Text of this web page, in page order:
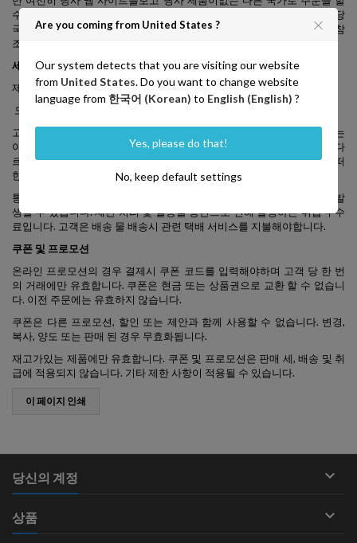
수 있습니다. 판매되고 있습니다. 당사 제품 구매에 관심이 있으시면 해당
국가의 공급 업체에 문의하십시오. 여기에서 공급 업체 및 국가 목록을 참
조하세요.
세금 및 의무
제품 가격에는 고객 국가의 세금 및 관세가 포함되어 있지 않습니다.
모든 세금 및 관세는 고객이 절대적으로 지불합니다.
고객은 관세, 수입 관세, 상품 및 서비스 세 (GST), 부가가치세 (VAT) 또는
이와 유사한 관세 관련 비용을 부담해야합니다. 관세 정책은 국가마다 다
르며 Artiz는 배송 물에 관세 관련 수수료가 적용되는지 여부에 대해 어떠
한 보장도 할 수 없습니다. 자세한 내용은 현지 세관에 문의하십시오.
통관 수수료 외에도 고객은 행정 또는 중개 수수료와 같은 기타 비용이 발
생할 수 있습니다. 세관 처리 및 발송물 통관으로 인해 발생하는 취급 수수
료입니다. 고객은 배송 물 배송시 관련 택배 서비스를 지불해야합니다.
쿠폰 및 프로모션
온라인 프로모션의 경우 결제시 쿠폰 코드를 입력해야하며 고객 당 한 번
의 거래에만 유효합니다. 쿠폰은 현금 또는 상품권으로 교환 할 수 없습니
다. 이전 주문에는 유효하지 않습니다.
쿠폰은 다른 프로모션, 할인 또는 제안과 함께 사용할 수 없습니다. 변경,
복사, 양도 또는 판매 된 경우 무효화됩니다.
재고가있는 제품에만 유효합니다. 쿠폰 및 프로모션은 판매 세, 배송 및 취
급에 적용되지 않습니다. 기타 제한 사항이 적용될 수 있습니다.
당신의 계정 
상품 
Are you coming from United States ?
Our system detects that you are visiting our website
from United States. Do you want to change website
language from 한국어 (Korean) to English (English) ?
Yes, please do that!
No, keep default settings